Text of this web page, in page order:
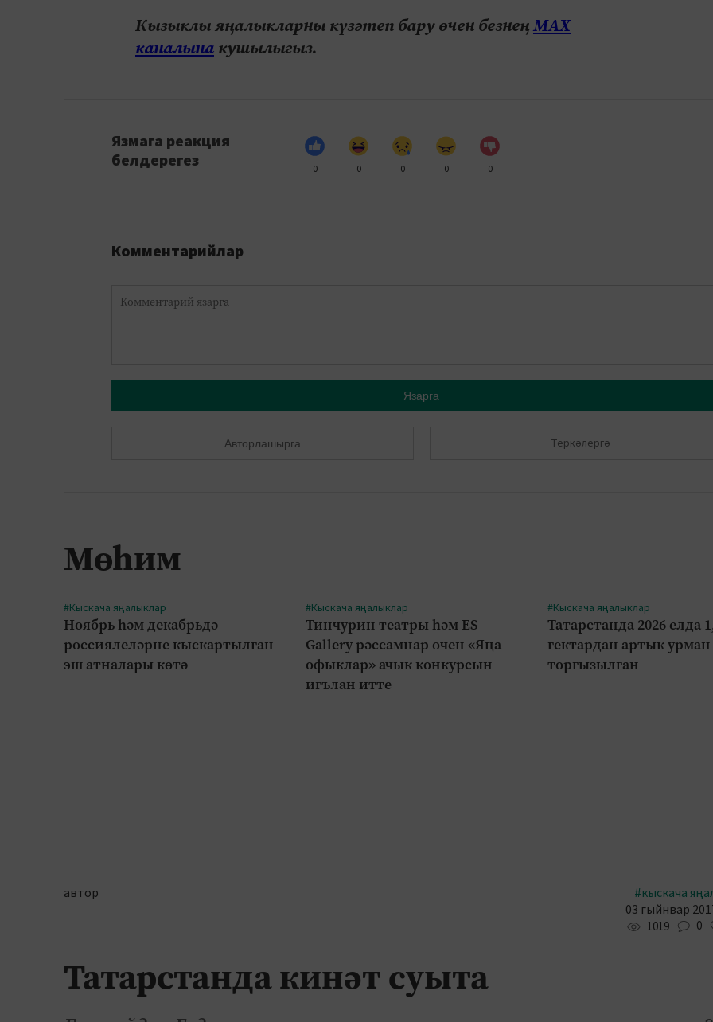
Кызыклы яңалыкларны күзәтеп бару өчен безнеңМАХ
каналына кушылыгыз.
Язмага реакция
белдерегез
0 0 0 0 0
Комментарийлар
Язарга
Авторлашырга Теркәлергә
Мөһим
#Кыскача яңалыклар
Ноябрь һәм декабрьдә
россиялеләрне кыскартылган
эш атналары көтә
#Кыскача яңалыклар
Тинчурин театры һәм ES
Gallery рәссамнар өчен «Яңа
офыклар» ачык конкурсын
игълан итте
#Кыскача яңалыклар
Татарстанда 2026 елда
гектардан артык урман
торгызылган
автор
#кыскача
03 гыйнвар
1019 0
Татарстанда кинәт суыта